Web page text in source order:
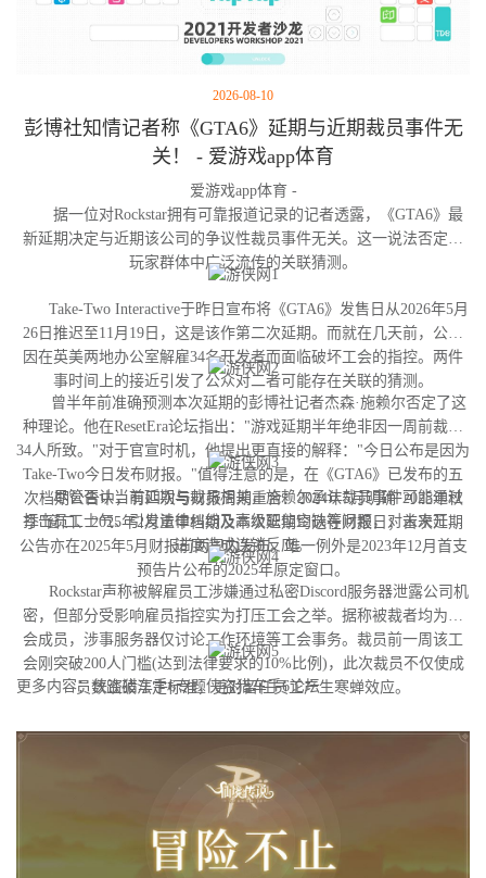
2026-08-10
彭博社知情记者称《GTA6》延期与近期裁员事件无
关！ - 爱游戏app体育
爱游戏app体育 -
据一位对Rockstar拥有可靠报道记录的记者透露，《GTA6》最
新延期决定与近期该公司的争议性裁员事件无关。这一说法否定了
玩家群体中广泛流传的关联猜测。
Take-Two Interactive于昨日宣布将《GTA6》发售日从2026年5月
26日推迟至11月19日，这是该作第二次延期。而就在几天前，公司
因在英美两地办公室解雇34名开发者而面临破坏工会的指控。两件
事时间上的接近引发了公众对二者可能存在关联的猜测。
曾半年前准确预测本次延期的彭博社记者杰森·施赖尔否定了这
种理论。他在ResetEra论坛指出："游戏延期半年绝非因一周前裁撤
34人所致。"对于官宣时机，他提出更直接的解释："今日公布是因为
Take-Two今日发布财报。"值得注意的是，在《GTA6》已发布的五
次档期公告中，有四次与财报周期重合：2024年5月明确"2025年秋
季"窗口、2025年2月重申档期及本次延期均选在财报日；首次延期
公告亦在2025年5月财报前两周内发布。唯一例外是2023年12月首支
预告片公布的2025年原定窗口。
尽管否认当前延期与裁员相关，施赖尔承认裁员事件可能通过
打击员工士气、引发法律纠纷及高级职位空缺等问题，对未来开发
进度造成连锁反应。
Rockstar声称被解雇员工涉嫌通过私密Discord服务器泄露公司机
密，但部分受影响雇员指控实为打压工会之举。据称被裁者均为工
会成员，涉事服务器仅讨论工作环境等工会事务。裁员前一周该工
会刚突破200人门槛(达到法律要求的10%比例)，此次裁员不仅使成
员数跌破法定标准，更对留任员工产生寒蝉效应。
更多内容：侠盗猎车手6专题侠盗猎车手6论坛